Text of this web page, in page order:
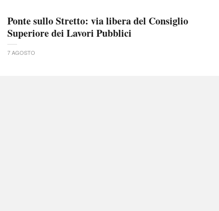
Ponte sullo Stretto: via libera del Consiglio
Superiore dei Lavori Pubblici
7 AGOSTO